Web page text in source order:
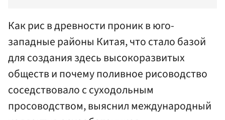
Как рис в древности проник в юго-
западные районы Китая, что стало базой
для создания здесь высокоразвитых
обществ и почему поливное рисоводство
соседствовало с суходольным
просоводством, выяснил международный